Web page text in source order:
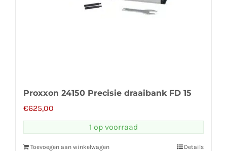
Proxxon 24150 Precisie draaibank FD 15
€625,00
1 op voorraad
Toevoegen aan winkelwagen Details